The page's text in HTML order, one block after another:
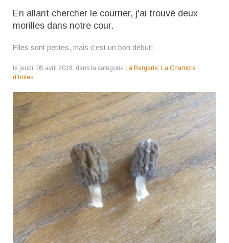
En allant chercher le courrier, j'ai trouvé deux
morilles dans notre cour.
Elles sont petites, mais c'est un bon début!
le jeudi, 05 avril 2018. dans la catégorie La Bergerie La Chambre
d'hôtes